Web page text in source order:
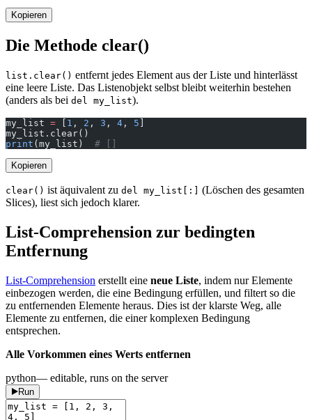
Kopieren
Die Methode clear()
list.clear() entfernt jedes Element aus der Liste und hinterlässt
eine leere Liste. Das Listenobjekt selbst bleibt weiterhin bestehen
(anders als bei del my_list).
my_list = 1 , 2 , 3 , 4 , 5
my_list.clear()
print (my_list) # []
Kopieren
clear() ist äquivalent zu del my_list[:]
(Löschen des gesamten
Slices), liest sich jedoch klarer.
List-Comprehension zur bedingten
Entfernung
List-Comprehension erstellt eine neue Liste, indem nur Elemente
einbezogen werden, die eine Bedingung erfüllen, und filtert so die
zu entfernenden Elemente heraus. Dies ist der klarste Weg, alle
Elemente zu entfernen, die einer komplexen Bedingung
entsprechen.
Alle Vorkommen eines Werts entfernen
python— editable, runs on the server
Run